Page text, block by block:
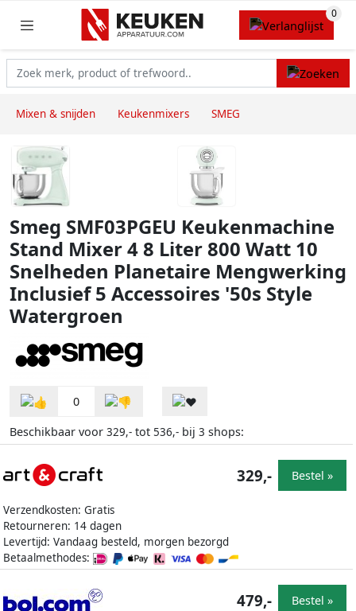
Mixen & snijden Keukenmixers SMEG
Smeg SMF03PGEU Keukenmachine
Stand Mixer 4 8 Liter 800 Watt 10
Snelheden Planetaire Mengwerking
Inclusief 5 Accessoires '50s Style
Watergroen
0
Beschikbaar voor 329,- tot 536,- bij 3 shops:
Verzendkosten: Gratis
Retourneren: 14 dagen
Levertijd: Vandaag besteld, morgen bezorgd
Betaalmethodes:
329,- Bestel »
479,- Bestel »